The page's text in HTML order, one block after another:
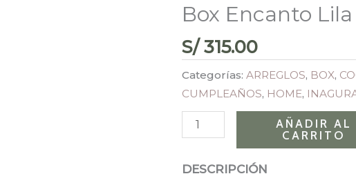
Box Encanto Lila
S/315.00
Categorías: ARREGLOS, BOX,
CUMPLEAÑOS, HOME,
Box
Lila
AÑADIR AL
CARRITO
DESCRIPCIÓN